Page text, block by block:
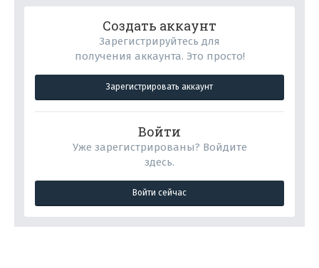
Создать аккаунт
Зарегистрируйтесь для
получения аккаунта. Это просто!
Зарегистрировать аккаунт
Войти
Уже зарегистрированы? Войдите
здесь.
Войти сейчас